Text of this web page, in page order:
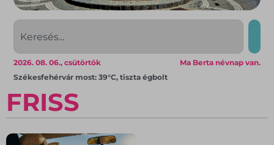
Ma Berta névnap van.
2026. 08. 06., csütörtök
Székesfehérvár most: 39°C, tiszta égbolt
FRISS